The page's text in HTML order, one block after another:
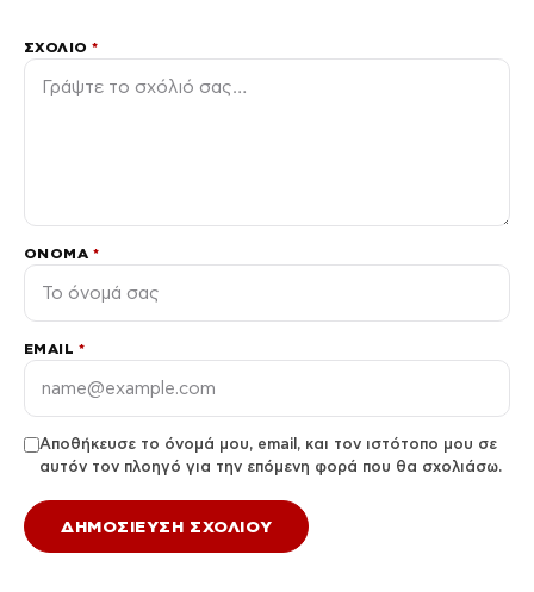
ΣΧΌΛΙΟ*
ΌΝΟΜΑ *
EMAIL *
Αποθήκευσε το όνομά μου, email, και τον ιστότοπο μου σε
αυτόν τον πλοηγό για την επόμενη φορά που θα σχολιάσω.